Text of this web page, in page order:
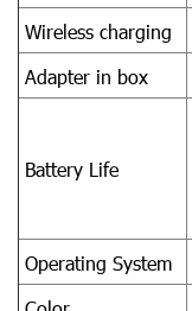
Wireless charging
Adapter in box
Battery Life
Operating System